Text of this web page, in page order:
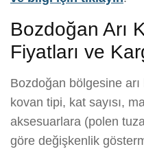
Bozdoğan Arı
Fiyatları ve
Bozdoğan bölgesine arı
kovan tipi, kat sayısı,
aksesuarlara (polen
göre değişkenlik